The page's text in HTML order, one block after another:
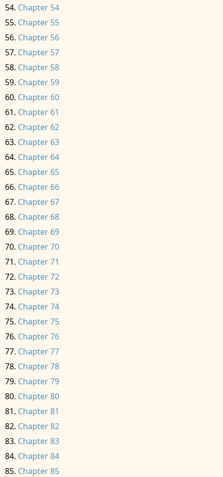
Chapter 54
Chapter 55
Chapter 56
Chapter 57
Chapter 58
Chapter 59
Chapter 60
Chapter 61
Chapter 62
Chapter 63
Chapter 64
Chapter 65
Chapter 66
Chapter 67
Chapter 68
Chapter 69
Chapter 70
Chapter 71
Chapter 72
Chapter 73
Chapter 74
Chapter 75
Chapter 76
Chapter 77
Chapter 78
Chapter 79
Chapter 80
Chapter 81
Chapter 82
Chapter 83
Chapter 84
Chapter 85